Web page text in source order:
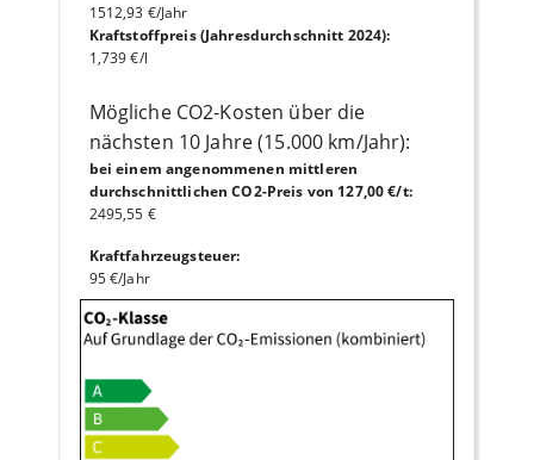
1512,93 €/Jahr
Kraftstoffpreis (Jahresdurchschnitt 2024):
1,739 €/l
Mögliche CO2-Kosten über die
nächsten 10 Jahre (15.000 km/Jahr):
bei einem angenommenen mittleren
durchschnittlichen CO2-Preis von 127,00 €/t:
2495,55 €
Kraftfahrzeugsteuer:
95 €/Jahr